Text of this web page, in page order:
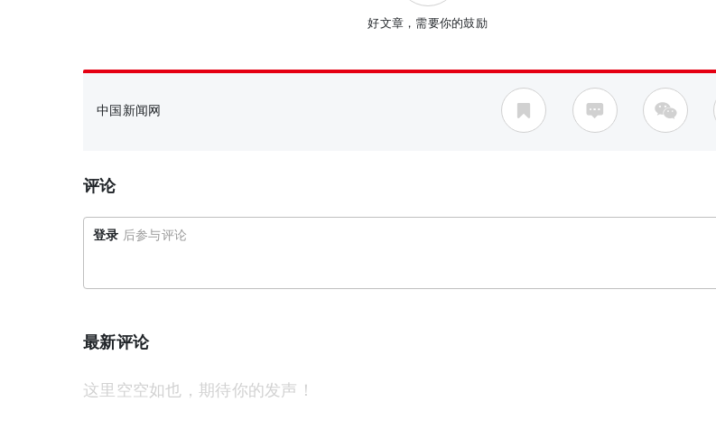
好文章，需要你的鼓励
中国新闻网
评论
登录 后参与评论
最新评论
这里空空如也，期待你的发声！